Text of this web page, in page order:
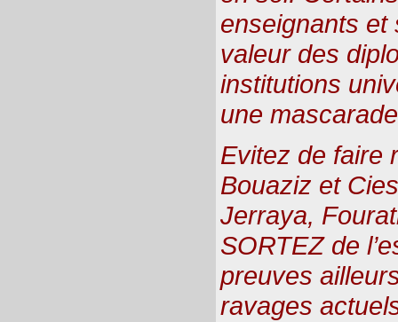
enseignants et
valeur des
institutions
une
Evitez de faire
Bouaziz et
Jerraya,
SORTEZ de
preuves
ravages